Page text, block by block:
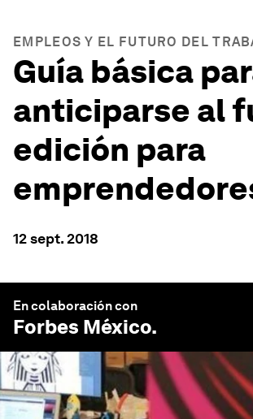
EMPLEOS Y EL FUTURO DEL
Guía básica
anticiparse al
edición para
12 sept. 2018
En colaboración con
Forbes México.